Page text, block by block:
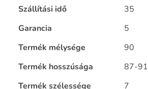
Szállítási idő
35
Garancia
5
Termék mélysége
90
Termék hosszúsága
87-91
Termék szélessége
7